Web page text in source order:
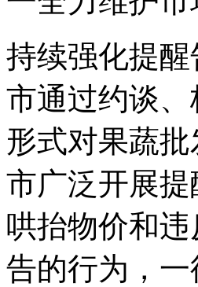
持续强化提
市通过约谈
形式对果蔬
市广泛开展
哄抬物价和
告的行为，